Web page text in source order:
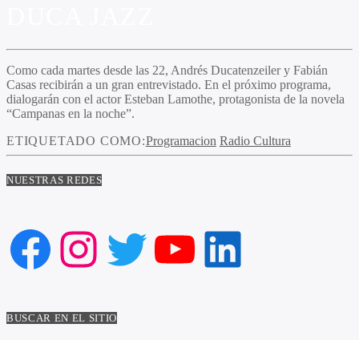
Como cada martes desde las 22, Andrés Ducatenzeiler y Fabián
Casas recibirán a un gran entrevistado. En el próximo programa,
dialogarán con el actor Esteban Lamothe, protagonista de la novela
“Campanas en la noche”.
ETIQUETADO COMO:Programacion Radio Cultura
NUESTRAS REDES
Facebook
Instagram
Twitter
YouTube
LinkedIn
BUSCAR EN EL SITIO